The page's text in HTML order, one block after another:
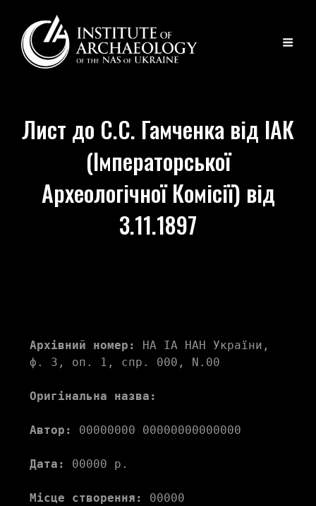
Лист до С.С. Гамченка від ІАК
(Імператорської
Археологічної Комісії) від
3.11.1897
Архівний номер:
НА ІА НАН України,
ф. 3, оп. 1, спр. 000, N.00
Оригінальна назва:
Автор: 00000000 00000000000000
Дата: 00000 р.
Місце створення: 00000